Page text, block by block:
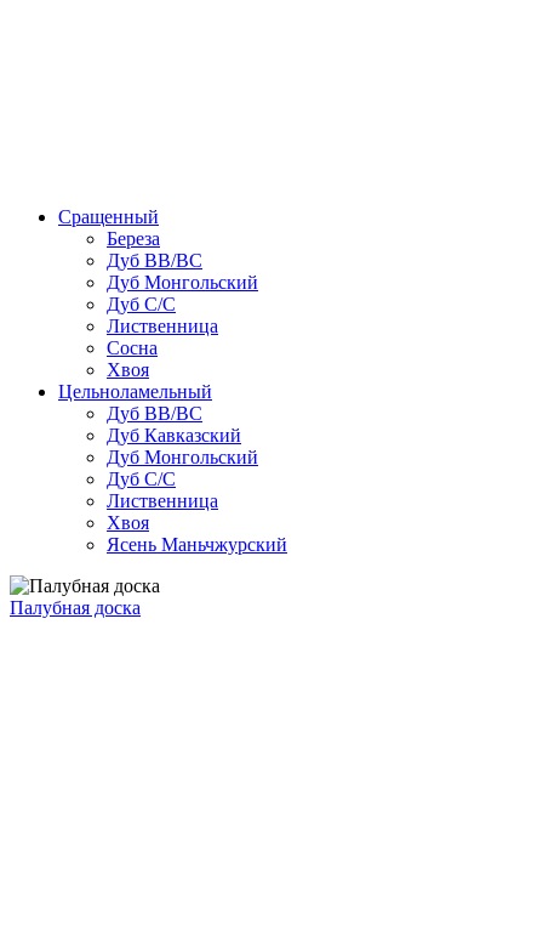
Сращенный
Береза
Дуб ВВ/ВС
Дуб Монгольский
Дуб С/С
Лиственница
Сосна
Хвоя
Цельноламельный
Дуб ВВ/ВС
Дуб Кавказский
Дуб Монгольский
Дуб С/С
Лиственница
Хвоя
Ясень Маньчжурский
Палубная доска